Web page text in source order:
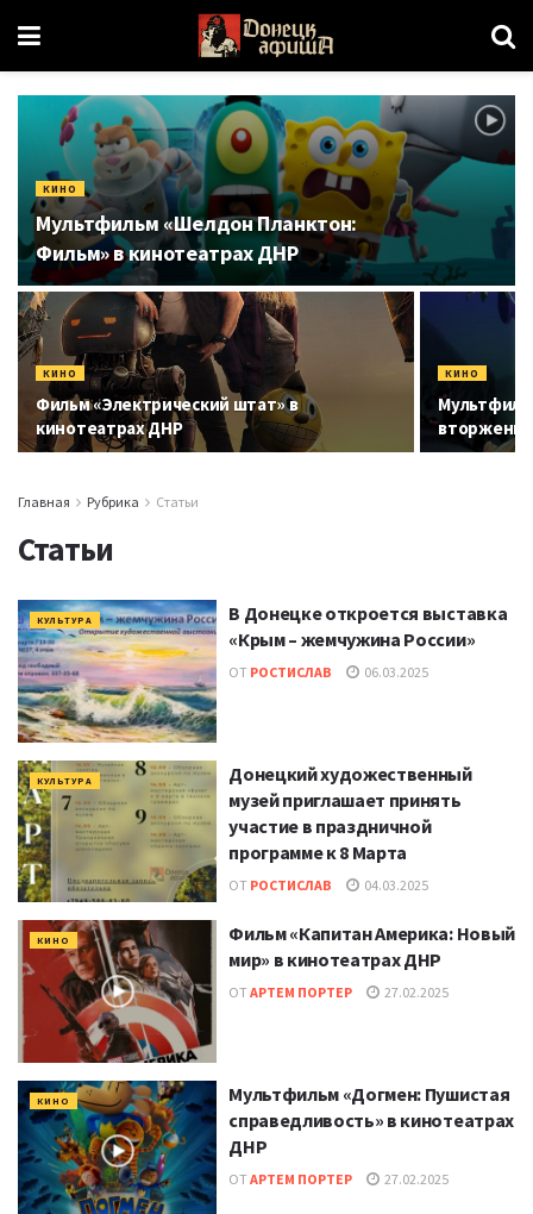
КИНО
Мультфильм «Шелдон Планктон:
Фильм» в кинотеатрах ДНР
КИНО
Фильм «Электрический штат» в
кинотеатрах ДНР
КИНО
Главная Рубрика Статьи
Статьи
КУЛЬТУРА
В Донецке откроется выставка
«Крым – жемчужина России»
ОТ РОСТИСЛАВ 06.03.2025
КУЛЬТУРА
Донецкий художественный
музей приглашает принять
участие в праздничной
программе к 8 Марта
ОТ РОСТИСЛАВ 04.03.2025
КИНО
Фильм «Капитан Америка: Новый
мир» в кинотеатрах ДНР
ОТ АРТЕМ ПОРТЕР 27.02.2025
КИНО
Мультфильм «Догмен: Пушистая
справедливость» в кинотеатрах
ДНР
ОТ АРТЕМ ПОРТЕР 27.02.2025